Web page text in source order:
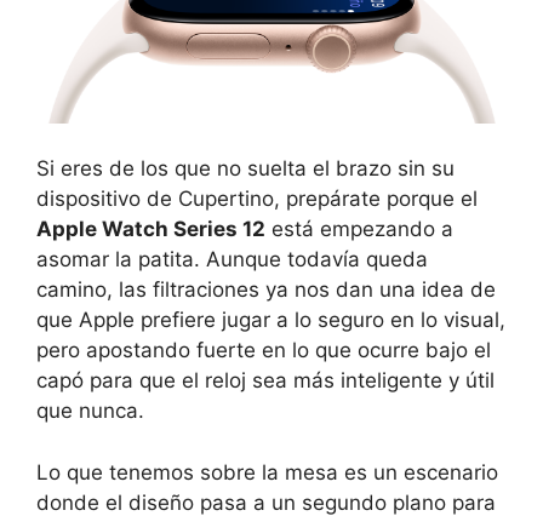
Si eres de los que no suelta el brazo sin su
dispositivo de Cupertino, prepárate porque el
Apple Watch Series 12 está empezando a
asomar la patita. Aunque todavía queda
camino, las filtraciones ya nos dan una idea de
que Apple prefiere jugar a lo seguro en lo visual,
pero apostando fuerte en lo que ocurre bajo el
capó para que el reloj sea más inteligente y útil
que nunca.
Lo que tenemos sobre la mesa es un escenario
donde el diseño pasa a un segundo plano para